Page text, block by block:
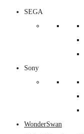
SEGA
Sony
WonderSwan